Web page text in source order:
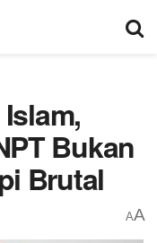
Bukan
Brutal
AA